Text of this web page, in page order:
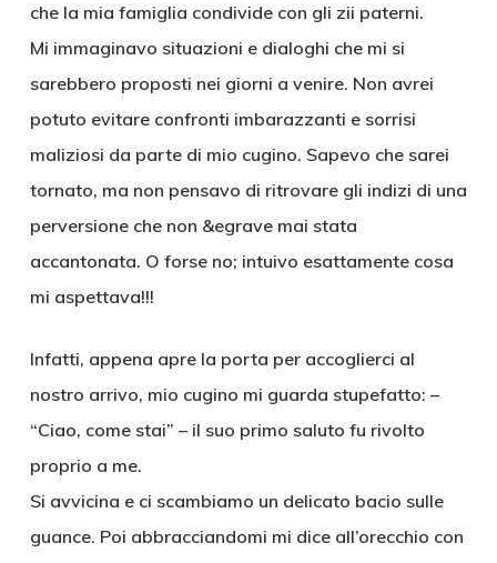
che la mia famiglia condivide con gli zii paterni.
Mi immaginavo situazioni e dialoghi che mi si
sarebbero proposti nei giorni a venire. Non avrei
potuto evitare confronti imbarazzanti e sorrisi
maliziosi da parte di mio cugino. Sapevo che sarei
tornato, ma non pensavo di ritrovare gli indizi di una
perversione che non &egrave mai stata
accantonata. O forse no; intuivo esattamente cosa
mi aspettava!!!
Infatti, appena apre la porta per accoglierci al
nostro arrivo, mio cugino mi guarda stupefatto: –
“Ciao, come stai” – il suo primo saluto fu rivolto
proprio a me.
Si avvicina e ci scambiamo un delicato bacio sulle
guance. Poi abbracciandomi mi dice all’orecchio con